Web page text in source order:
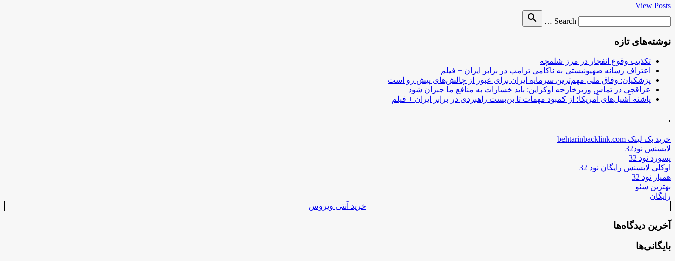
View Posts
Search …
search
نوشته‌های تازه
تکذیب وقوع انفجار در مرز شلمچه
اعتراف رسانه صهیونیستی به ناکامی ترامپ در برابر ایران + فیلم
پزشکیان: وفاق ملی مهم‌ترین سرمایه ایران برای عبور از چالش‌های پیش رو است
عراقچی در تماس وزیرخارجه اوکراین: باید خسارات به منافع ما جبران شود
پاشنه آشیل‌های آمریکا؛ از کمبود مهمات تا بن‌بست راهبردی در برابر ایران + فیلم
.
خرید بک لینک behtarinbacklink.com
لایسنس نود32
پسورد نود 32
اوکلی لایسنس رایگان نود 32
همیار نود 32
بهترین سئو
رایگان
خرید آنتی ویروس
آخرین دیدگاه‌ها
بایگانی‌ها